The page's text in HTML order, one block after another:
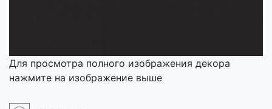
Для просмотра полного изображения декора
нажмите на изображение выше